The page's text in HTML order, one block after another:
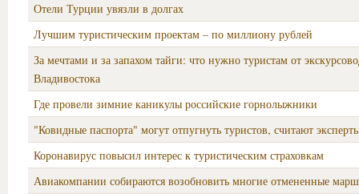
Отели Турции увязли в долгах
Лучшим туристическим проектам – по миллиону рублей
За мечтами и за запахом тайги: что нужно туристам от
Владивостока
Где провели зимние каникулы российские горнолыжники
"Ковидные паспорта" могут отпугнуть туристов, считают
Коронавирус повысил интерес к туристическим страховкам
Авиакомпании собираются возобновить многие отмененные